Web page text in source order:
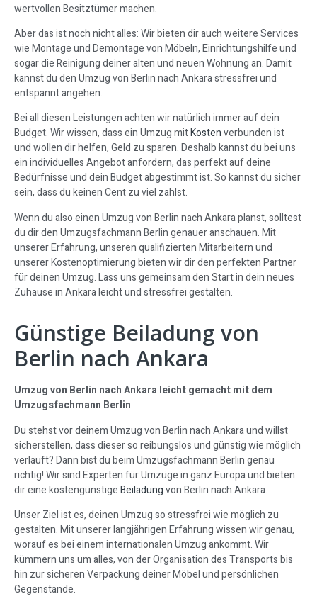
wertvollen Besitztümer machen.
Aber das ist noch nicht alles: Wir bieten dir auch weitere Services
wie Montage und Demontage von Möbeln, Einrichtungshilfe und
sogar die Reinigung deiner alten und neuen Wohnung an. Damit
kannst du den Umzug von Berlin nach Ankara stressfrei und
entspannt angehen.
Bei all diesen Leistungen achten wir natürlich immer auf dein
Budget. Wir wissen, dass ein Umzug mitKostenverbunden ist
und wollen dir helfen, Geld zu sparen. Deshalb kannst du bei uns
ein individuelles Angebot anfordern, das perfekt auf deine
Bedürfnisse und dein Budget abgestimmt ist. So kannst du sicher
sein, dass du keinen Cent zu viel zahlst.
Wenn du also einen Umzug von Berlin nach Ankara planst, solltest
du dir den Umzugsfachmann Berlin genauer anschauen. Mit
unserer Erfahrung, unseren qualifizierten Mitarbeitern und
unserer Kostenoptimierung bieten wir dir den perfekten Partner
für deinen Umzug. Lass uns gemeinsam den Start in dein neues
Zuhause in Ankara leicht und stressfrei gestalten.
Günstige Beiladung von
Berlin nach Ankara
Umzug von Berlin nach Ankara leicht gemacht mit dem
Umzugsfachmann Berlin
Du stehst vor deinem Umzug von Berlin nach Ankara und willst
sicherstellen, dass dieser so reibungslos und günstig wie möglich
verläuft? Dann bist du beim Umzugsfachmann Berlin genau
richtig! Wir sind Experten für Umzüge in ganz Europa und bieten
dir eine kostengünstigeBeiladungvon Berlin nach Ankara.
Unser Ziel ist es, deinen Umzug so stressfrei wie möglich zu
gestalten. Mit unserer langjährigen Erfahrung wissen wir genau,
worauf es bei einem internationalen Umzug ankommt. Wir
kümmern uns um alles, von der Organisation des Transports bis
hin zur sicheren Verpackung deiner Möbel und persönlichen
Gegenstände.